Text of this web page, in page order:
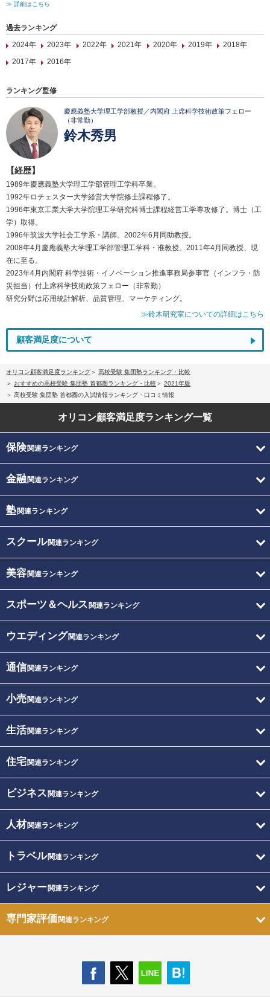
≫ 詳細はこちら
過去ランキング
2024年
2023年 2022年 2021年 2020年 2019年
2018年
2017年
2016年
ランキング監修
慶應義塾大学理工学部教授／内閣府 上席科学技術政策フェロー
（非常勤）
鈴木秀男
【経歴】
1989年慶應義塾大学理工学部管理工学科卒業。
1992年ロチェスター大学経営大学院修士課程修了。
1996年東京工業大学大学院理工学研究科博士課程経営工学専攻修了。博士（工
学）取得。
1996年筑波大学社会工学系・講師。2002年6月同助教授。
2008年4月慶應義塾大学理工学部管理工学科・准教授。2011年4月同教授、現
在に至る。
2023年4月内閣府 科学技術・イノベーション推進事務局参事官（インフラ・防
災担当）付上席科学技術政策フェロー（非常勤）
研究分野は応用統計解析、品質管理、マーケティング。
≫鈴木研究室についての詳細はこちら
顧客満足度について
オリコン顧客満足度ランキング
高校受験 集団塾ランキング・比較
おすすめの高校受験 集団塾 首都圏ランキング・比較
2021年版
高校受験 集団塾 首都圏の入試情報ランキング・口コミ情報
オリコン顧客満足度ランキング一覧
保険関連ランキング
金融関連ランキング
塾関連ランキング
スクール関連ランキング
美容関連ランキング
スポーツ＆ヘルス 関連ランキング
ウエディング関連ランキング
通信関連ランキング
小売関連ランキング
生活関連ランキング
住宅関連ランキング
ビジネス 関連ランキング
人材関連ランキング
トラベル関連ランキング
レジャー関連ランキング
専門家評価関連ランキング